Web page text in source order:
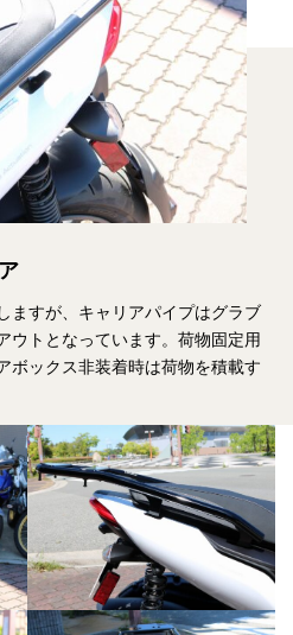
ますが、キャリアパイプはグラブ
ウトとなっています。荷物固定用
ボックス非装着時は荷物を積載す